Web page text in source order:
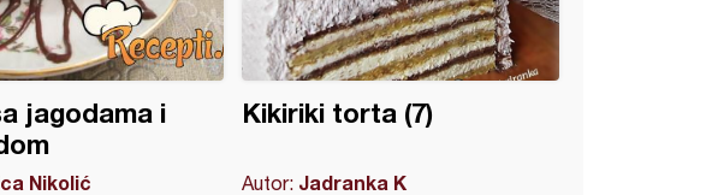
jagodama i
Nikolić
Kikiriki torta (7)
Autor: Jadranka K